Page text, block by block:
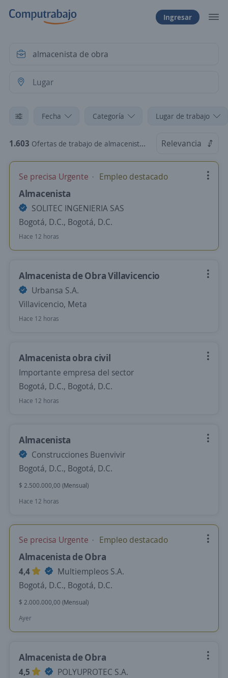
Ingresar
Fecha Categoría Lugar de trabajo
1.603 Ofertas de trabajo de almacenista de obra Relevancia
Se precisa Urgente Empleo destacado
Almacenista
SOLITEC INGENIERIA SAS
Bogotá, D.C., Bogotá, D.C.
Hace 12 horas
Almacenista de Obra Villavicencio
Urbansa S.A.
Villavicencio, Meta
Hace 12 horas
Almacenista obra civil
Importante empresa del sector
Bogotá, D.C., Bogotá, D.C.
Hace 12 horas
Almacenista
Construcciones Buenvivir
Bogotá, D.C., Bogotá, D.C.
$ 2.500.000,00 (Mensual)
Hace 12 horas
Se precisa Urgente Empleo destacado
Almacenista de Obra
4,4
Multiempleos S.A.
Bogotá, D.C., Bogotá, D.C.
$ 2.000.000,00 (Mensual)
Ayer
Almacenista de Obra
4,5
POLYUPROTEC S.A.